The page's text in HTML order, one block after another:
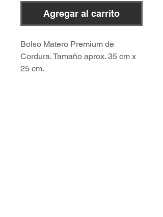
Agregar al carrito
Bolso Matero Premium de
Cordura. Tamaño aprox. 35 cm x
25 cm.